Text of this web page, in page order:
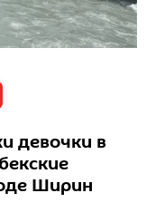
девочки в
Ширин